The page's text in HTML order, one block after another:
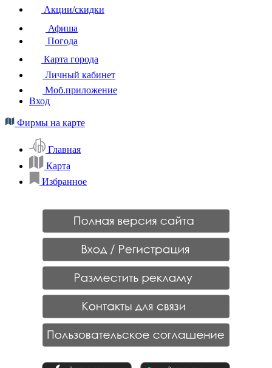
Акции/скидки
Афиша
Погода
Карта города
Личный кабинет
Моб.приложение
Вход
Фирмы на карте
Главная
Карта
Избранное